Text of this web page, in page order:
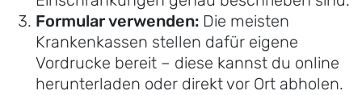
Formular verwenden: Die meisten
Krankenkassen stellen dafür eigene
Vordrucke bereit – diese kannst du online
herunterladen oder direkt vor Ort abholen.